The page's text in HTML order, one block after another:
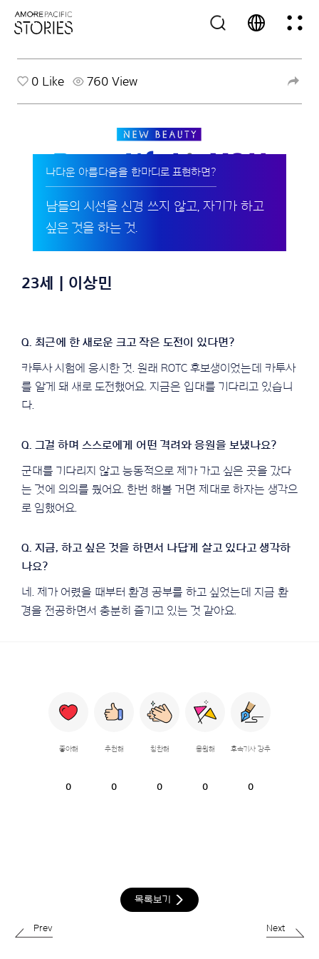
0 Like 760 View
나다운 아름다움을 한마디로 표현하면?
남들의 시선을 신경 쓰지 않고, 자기가 하고
싶은 것을 하는 것.
23세 | 이상민
카투사 시험에 응시한 것. 원래 ROTC 후보생이었는데 카투사
를 알게 돼 새로 도전했어요. 지금은 입대를 기다리고 있습니
다.
군대를 기다리지 않고 능동적으로 제가 가고 싶은 곳을 갔다
는 것에 의의를 뒀어요. 한번 해볼 거면 제대로 하자는 생각으
로 임했어요.
네. 제가 어렸을 때부터 환경 공부를 하고 싶었는데 지금 환
경을 전공하면서 충분히 즐기고 있는 것 같아요.
좋아해
0
추천해
0
칭찬해
0
응원해
0
후속기사 강추
0
목록보기
Prev Next